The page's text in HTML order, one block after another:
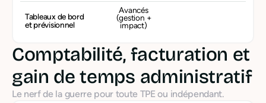
Tableaux de bord
et prévisionnel
Avancés
(gestion +
impact)
Comptabilité, facturation et
gain de temps administratif
Le nerf de la guerre pour toute TPE ou indépendant.